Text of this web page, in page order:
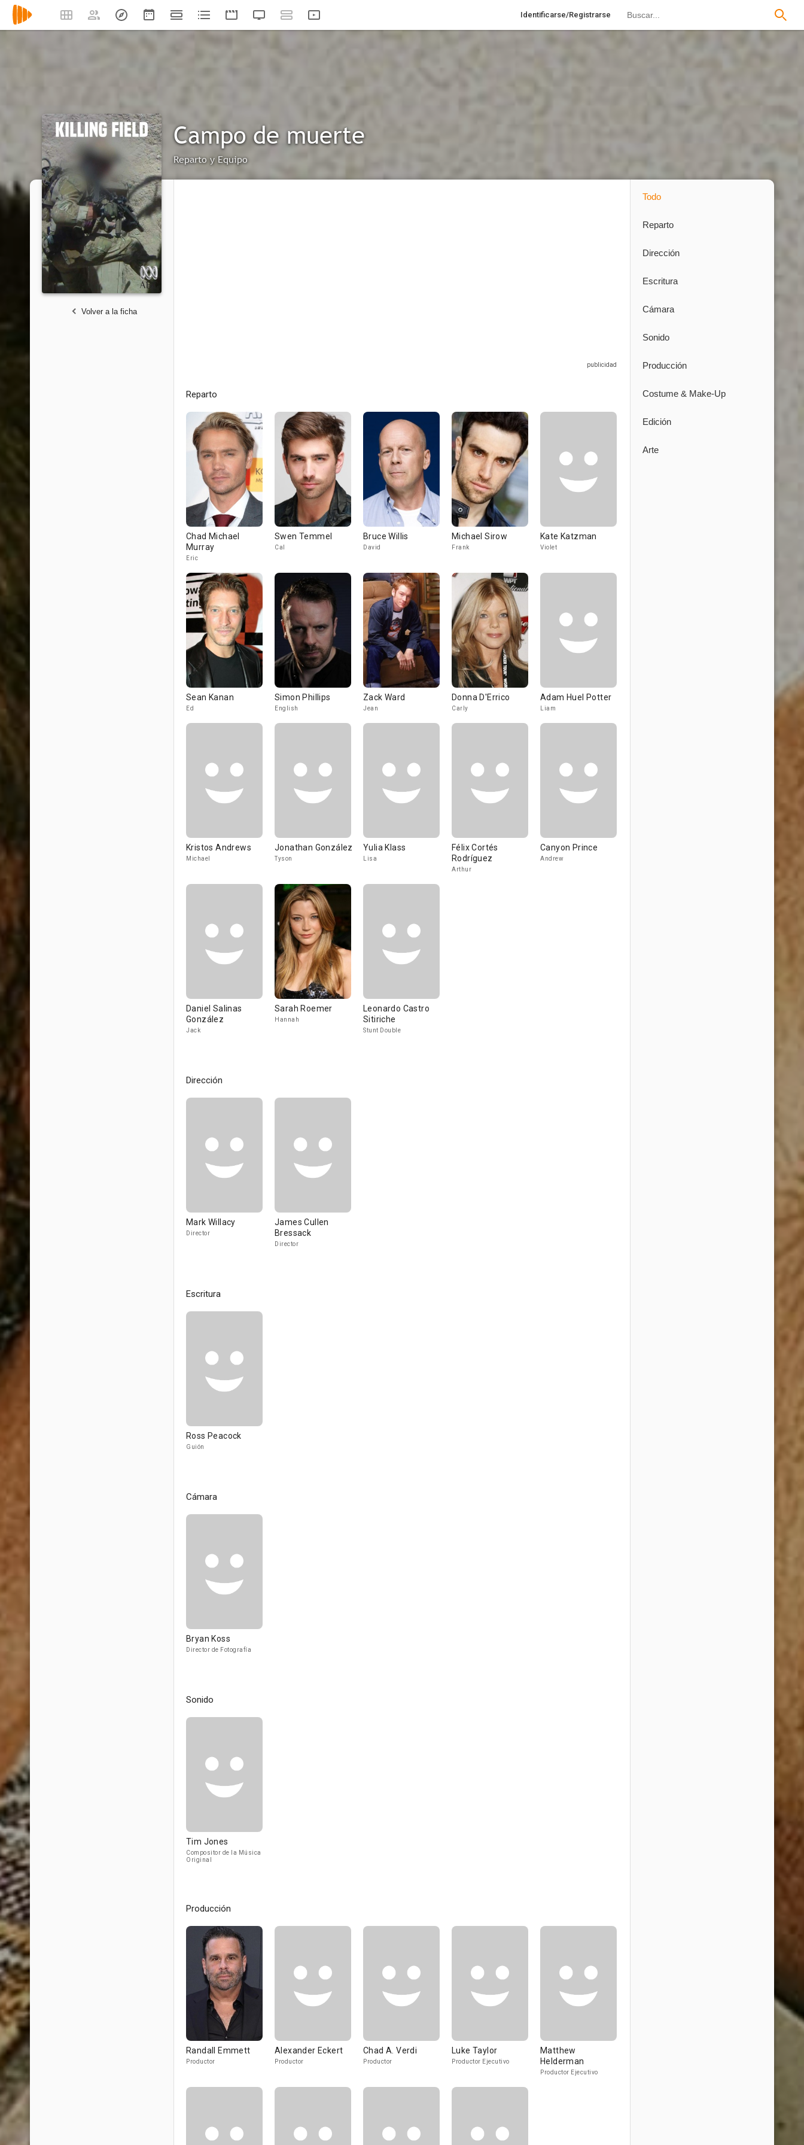
Identificarse/Registrarse
Campo de muerte
Reparto y Equipo
Volver a la ficha
Reparto
Chad Michael
Murray
Eric
Swen Temmel
Cal
Bruce Willis
David
Michael Sirow
Frank
Kate Katzman
Violet
Sean Kanan
Ed
Simon Phillips
English
Zack Ward
Jean
Donna D'Errico
Carly
Adam Huel Potter
Liam
Kristos Andrews
Michael
Jonathan González
Tyson
Yulia Klass
Lisa
Félix Cortés
Rodríguez
Arthur
Canyon Prince
Andrew
Daniel Salinas
González
Jack
Sarah Roemer
Hannah
Leonardo Castro
Sitiriche
Stunt Double
Dirección
Mark Willacy
Director
James Cullen
Bressack
Director
Escritura
Ross Peacock
Guión
Cámara
Bryan Koss
Director de Fotografía
Sonido
Tim Jones
Compositor de la Música
Original
Producción
Randall Emmett
Productor
Alexander Eckert
Productor
Chad A. Verdi
Productor
Luke Taylor
Productor Ejecutivo
Matthew
Helderman
Productor Ejecutivo
Todo
Reparto
Dirección
Escritura
Cámara
Sonido
Producción
Costume & Make-Up
Edición
Arte